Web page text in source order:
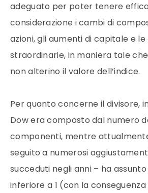
adeguato per poter tenere
considerazione i cambi di
azioni, gli aumenti di capitale e
straordinarie, in maniera tale
non alterino il valore dell’indice.
Per quanto concerne il divisore,
Dow era composto dal numero
componenti, mentre
seguito a numerosi
succeduti negli anni – ha
inferiore a 1 (con la